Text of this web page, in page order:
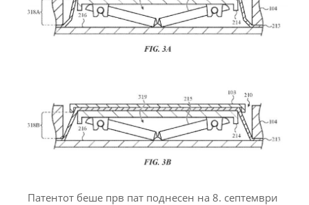
Патентот беше прв пат поднесен на 8. септември